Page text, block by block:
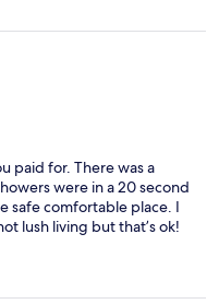
paid for. There was a
were in a 20 second
safe comfortable place. I
lush living but that’s ok!